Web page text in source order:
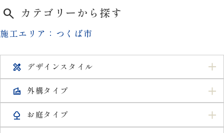
search カテゴリーから探す
施工エリア：つくば市
design_services デザインスタイル
villa 外構タイプ
nature お庭タイプ